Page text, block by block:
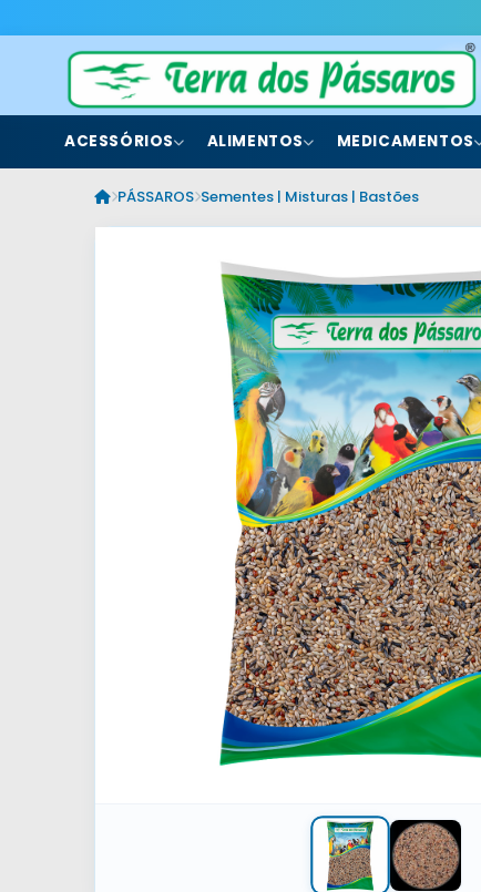
ACESSÓRIOS ALIMENTOS MEDICAMENTOS
PÁSSAROS Sementes | Misturas | Bastões